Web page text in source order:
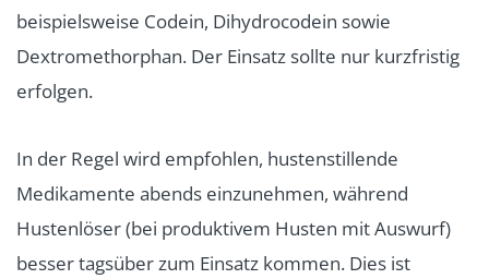
beispielsweise Codein, Dihydrocodein sowie
Dextromethorphan. Der Einsatz sollte nur kurzfristig
erfolgen.
In der Regel wird empfohlen, hustenstillende
Medikamente abends einzunehmen, während
Hustenlöser (bei produktivem Husten mit Auswurf)
besser tagsüber zum Einsatz kommen. Dies ist